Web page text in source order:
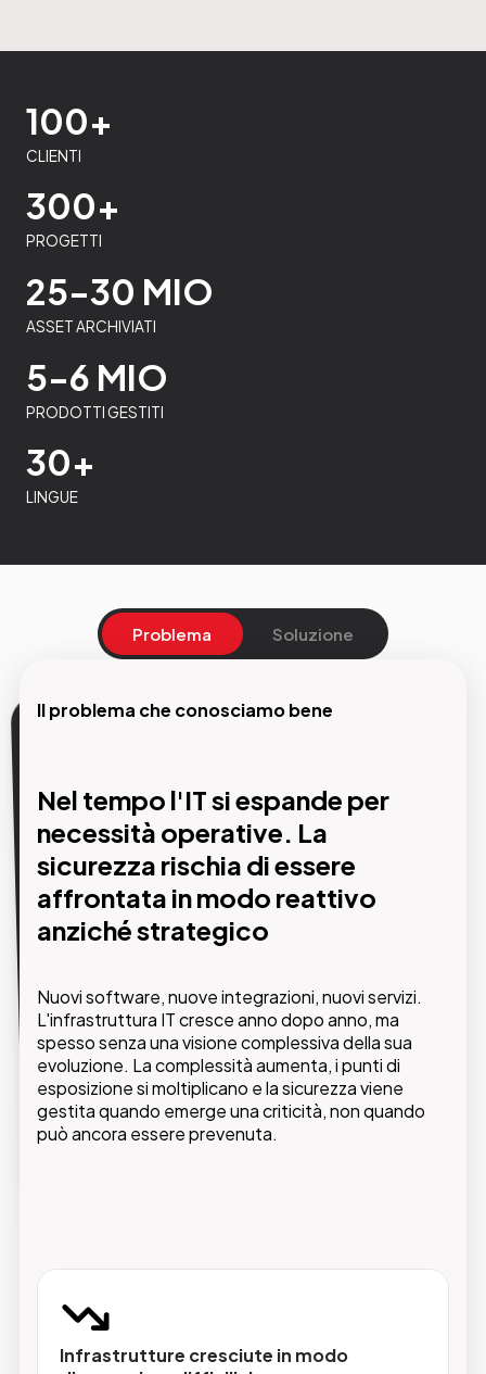
100+
CLIENTI
300+
PROGETTI
25-30 MIO
ASSET ARCHIVIATI
5-6 MIO
PRODOTTI GESTITI
30+
LINGUE
Problema Soluzione
Progettazione, gestione e
protezione dell'infrastruttura da
un unico partner
GMDE affianca le aziende con un approccio
integrato che parte dall'analisi della situazione
IT sicura, scalabile e allineata agli obiettivi di
business.
intervento prioritizzato.
Il problema che conosciamo bene
Nel tempo l'IT si espande per
necessità operative. La
sicurezza rischia di essere
affrontata in modo reattivo
anziché strategico
Nuovi software, nuove integrazioni, nuovi servizi.
L'infrastruttura IT cresce anno dopo anno, ma
spesso senza una visione complessiva della sua
evoluzione. La complessità aumenta, i punti di
esposizione si moltiplicano e la sicurezza viene
gestita quando emerge una criticità, non quando
può ancora essere prevenuta.
Infrastrutture cresciute in modo